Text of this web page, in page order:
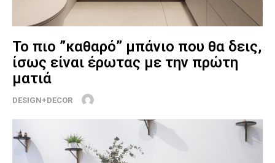
Το πιο ”καθαρό” μπάνιο που θα δεις,
ίσως είναι έρωτας με την πρώτη
ματιά
DESIGN+DECOR